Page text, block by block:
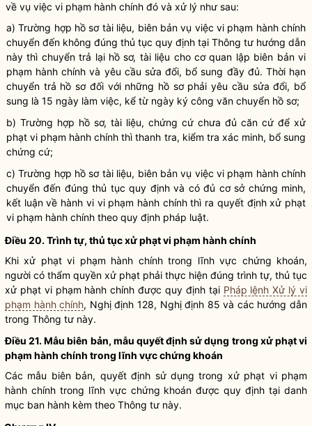
về vụ việc vi phạm hành chính đó và xử lý như sau:
a) Trường hợp hồ sơ tài liệu, biên bản vụ việc vi phạm hành chính
chuyển đến không đúng thủ tục quy định tại Thông tư hướng dẫn
này thì chuyển trả lại hồ sơ, tài liệu cho cơ quan lập biên bản vi
phạm hành chính và yêu cầu sửa đổi, bổ sung đầy đủ. Thời hạn
chuyển trả hồ sơ đối với những hồ sơ phải yêu cầu sửa đổi, bổ
sung là 15 ngày làm việc, kể từ ngày ký công văn chuyển hồ sơ;
b) Trường hợp hồ sơ, tài liệu, chứng cứ chưa đủ căn cứ để xử
phạt vi phạm hành chính thì thanh tra, kiểm tra xác minh, bổ sung
chứng cứ;
c) Trường hợp hồ sơ tài liệu, biên bản vụ việc vi phạm hành chính
chuyển đến đúng thủ tục quy định và có đủ cơ sở chứng minh,
kết luận về hành vi vi phạm hành chính thì ra quyết định xử phạt
vi phạm hành chính theo quy định pháp luật.
Điều 20. Trình tự, thủ tục xử phạt vi phạm hành chính
Khi xử phạt vi phạm hành chính trong lĩnh vực chứng khoán,
người có thẩm quyền xử phạt phải thực hiện đúng trình tự, thủ tục
xử phạt vi phạm hành chính được quy định tại Pháp lệnh Xử lý vi
phạm hành chính, Nghị định 128, Nghị định 85 và các hướng dẫn
trong Thông tư này.
Điều 21. Mẫu biên bản, mẫu quyết định sử dụng trong xử phạt vi
phạm hành chính trong lĩnh vựcchứng khoán
Các mẫu biên bản, quyết định sử dụng trong xử phạt vi phạm
hành chính trong lĩnh vực chứng khoán được quy định tại danh
mục ban hành kèm theo Thông tư này.